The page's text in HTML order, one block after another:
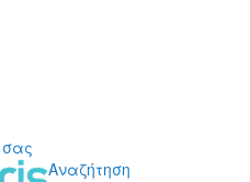
Αναζήτηση